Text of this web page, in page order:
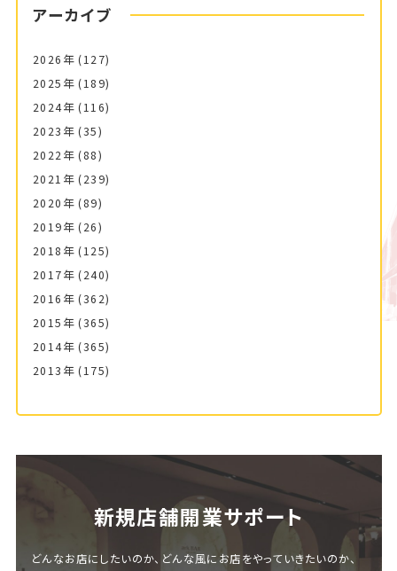
アーカイブ
2026年 (127)
2025年 (189)
2024年 (116)
2023年 (35)
2022年 (88)
2021年 (239)
2020年 (89)
2019年 (26)
2018年 (125)
2017年 (240)
2016年 (362)
2015年 (365)
2014年 (365)
2013年 (175)
新規店舗開業サポート
どんなお店にしたいのか、どんな風にお店をやっていきたいのか、